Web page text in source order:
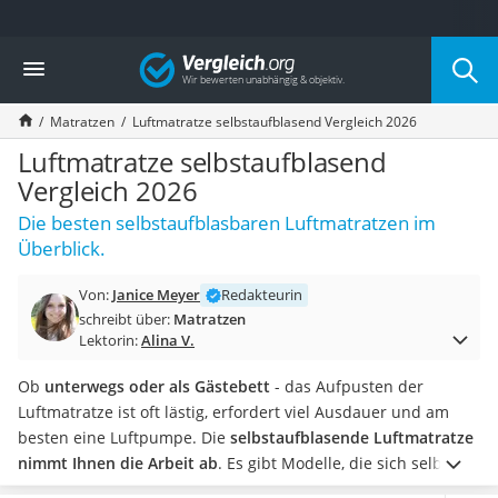
Die beliebtesten Vergleiche nach Kategorie
Wohnen
Matratzen-Topper
Matratzen
Konferenzlautsprecher
Tageslichtlampe
Badlüfter
Ergonomischer Bürostuhl
Bürohocker
Ozongeneratoren
Akku-Tischlampe
Konferenzmikrofon
Klappmatratze
Duschkopf mit Kalkfilter
Aktenvernichter Sicherheitsstufe 4
Bettgitter
Spannbettlaken
Vergleich
Matratzen Luftmatratze selbstaufblasend Vergleich 2026
Luftmatratze selbstaufblasend
Vergleich 2026
Die besten selbstaufblasbaren Luftmatratzen im
Überblick.
Von: Janice Meyer
Redakteurin
schreibt über: Matratzen
Lektorin:Alina V.
Ob unterwegs oder als Gästebett - das Aufpusten der
Luftmatratze ist oft lästig, erfordert viel Ausdauer und am
besten eine Luftpumpe. Die selbstaufblasende Luftmatratze
nimmt Ihnen die Arbeit ab. Es gibt Modelle, die sich selbst
mit Luft vollsaugen und Matratzen mit eingebauter